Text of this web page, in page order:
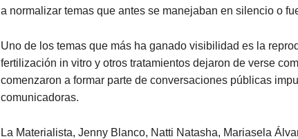
a normalizar temas que antes se manejaban en silencio o
Uno de los temas que más ha ganado visibilidad es la
fertilización in vitro y otros tratamientos dejaron de verse
comenzaron a formar parte de conversaciones públicas
comunicadoras.
La Materialista, Jenny Blanco, Natti Natasha, Mariasela